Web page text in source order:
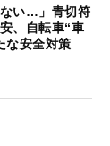
ない…」青切符
、自転車“車
な安全対策